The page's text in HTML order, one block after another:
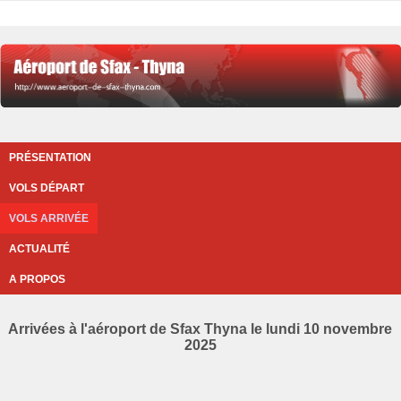
PRÉSENTATION
VOLS DÉPART
VOLS ARRIVÉE
ACTUALITÉ
A PROPOS
Arrivées à l'aéroport de Sfax Thyna le lundi 10 novembre
2025